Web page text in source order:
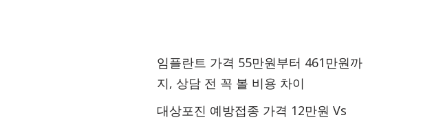
임플란트 가격 55만원부터 461만원까
지, 상담 전 꼭 볼 비용 차이
대상포진 예방접종 가격 12만원 Vs